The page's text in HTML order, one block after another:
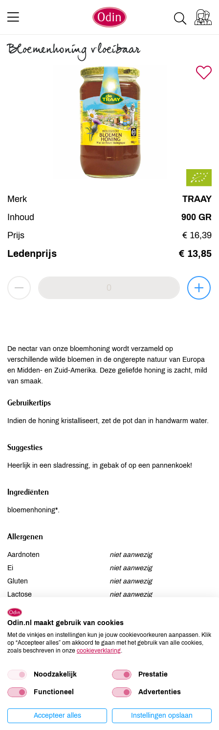
Bloemenhoning vloeibaar
Merk
TRAAY
Inhoud
900 GR
Prijs
€ 16,39
Ledenprijs € 13,85
De nectar van onze bloemhoning wordt verzameld op
verschillende wilde bloemen in de ongerepte natuur van Europa
en Midden- en Zuid-Amerika. Deze geliefde honing is zacht, mild
van smaak.
Gebruikertips
Indien de honing kristalliseert, zet de pot dan in handwarm water.
Suggesties
Heerlijk in een sladressing, in gebak of op een pannenkoek!
Ingrediënten
bloemenhoning*.
Allergenen
Aardnoten
niet aanwezig
Ei
niet aanwezig
Gluten
niet aanwezig
Lactose
niet aanwezig
Lupine
Mosterd
niet aanwezig
Noten
niet aanwezig
Schaaldieren
niet aanwezig
Sesam
niet aanwezig
Vis
niet aanwezig
Weekdieren
niet aanwezig
Zwaveldioxide / sulfieten
niet aanwezig
Odin.nl maakt gebruik van cookies
Met de vinkjes en instellingen kun je jouw cookievoorkeuren aanpassen. Klik
op “Accepteer alles” om akkoord te gaan met het gebruik van alle cookies,
zoals beschreven in onze cookieverklaring
Noodzakelijk Prestatie
Functioneel Advertenties
Accepteer alles Instellingen opslaan